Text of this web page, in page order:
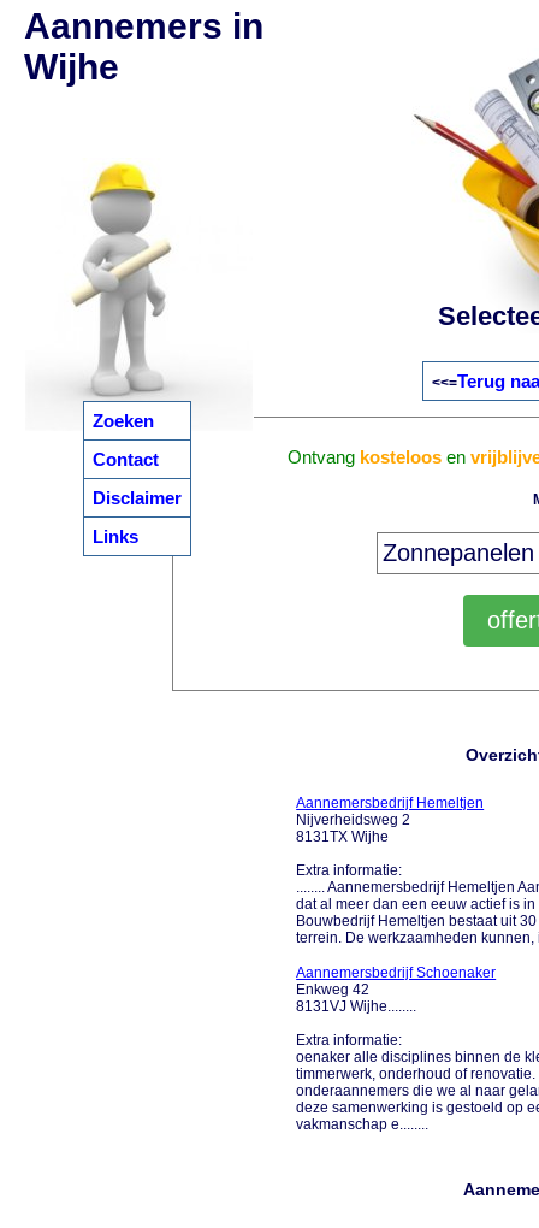
Zoeken
Contact
Disclaimer
Links
Aannemers in
Wijhe
<<=Terug
Ontvang kosteloosen
Aannemersbedrijf Hemeltjen
Nijverheidsweg 2
8131TX Wijhe
Extra informatie:
........ Aannemersbedrijf Hemeltjen
dat al meer dan een eeuw actief is
Bouwbedrijf Hemeltjen bestaat uit
terrein. De werkzaamheden
Aannemersbedrijf Schoenaker
Enkweg 42
8131VJ Wijhe........
Extra informatie:
oenaker alle disciplines binnen de
timmerwerk, onderhoud of
onderaannemers die we al naar
deze samenwerking is gestoeld op
vakmanschap e........